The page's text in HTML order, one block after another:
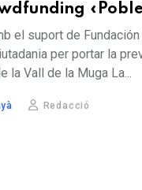
el suport de
per portar la
Vall de la Muga La...
Redacció